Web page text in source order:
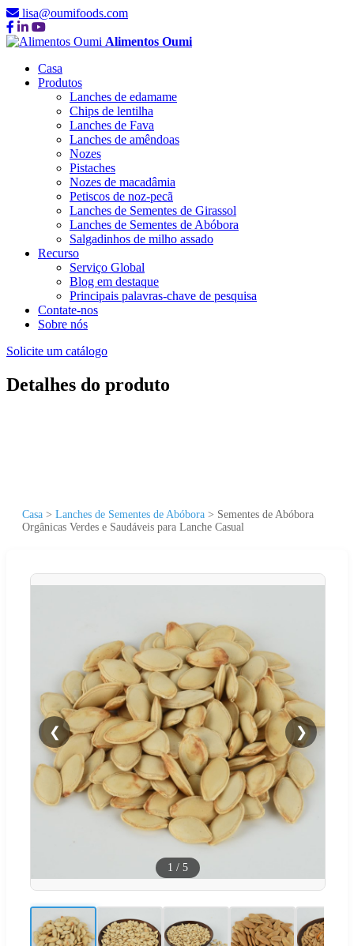
lisa@oumifoods.com
Alimentos Oumi
Casa
Produtos
Lanches de edamame
Chips de lentilha
Lanches de Fava
Lanches de amêndoas
Nozes
Pistaches
Nozes de macadâmia
Petiscos de noz-pecã
Lanches de Sementes de Girassol
Lanches de Sementes de Abóbora
Salgadinhos de milho assado
Recurso
Serviço Global
Blog em destaque
Principais palavras-chave de pesquisa
Contate-nos
Sobre nós
Solicite um catálogo
Detalhes do produto
Casa > Lanches de Sementes de Abóbora > Sementes de Abóbora
Orgânicas Verdes e Saudáveis para Lanche Casual
❮ ❯
1 / 5